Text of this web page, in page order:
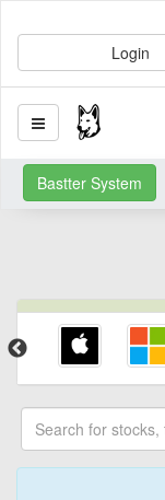
Login
Bastter System